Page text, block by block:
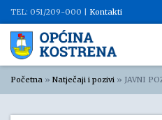
TEL: 051/209-000 | Kontakti
Početna » Natječaji i pozivi » JAVNI POZIV za